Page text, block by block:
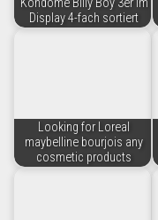
Kondome Billy Boy 3er im
Display 4-fach sortiert
Looking for Loreal
maybelline bourjois any
cosmetic products